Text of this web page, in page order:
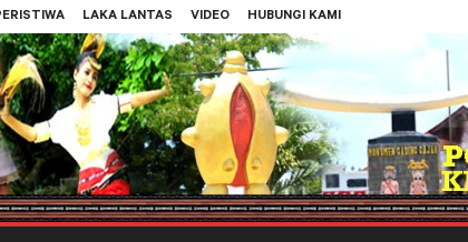
LAKA LANTAS VIDEO HUBUNGI KAMI